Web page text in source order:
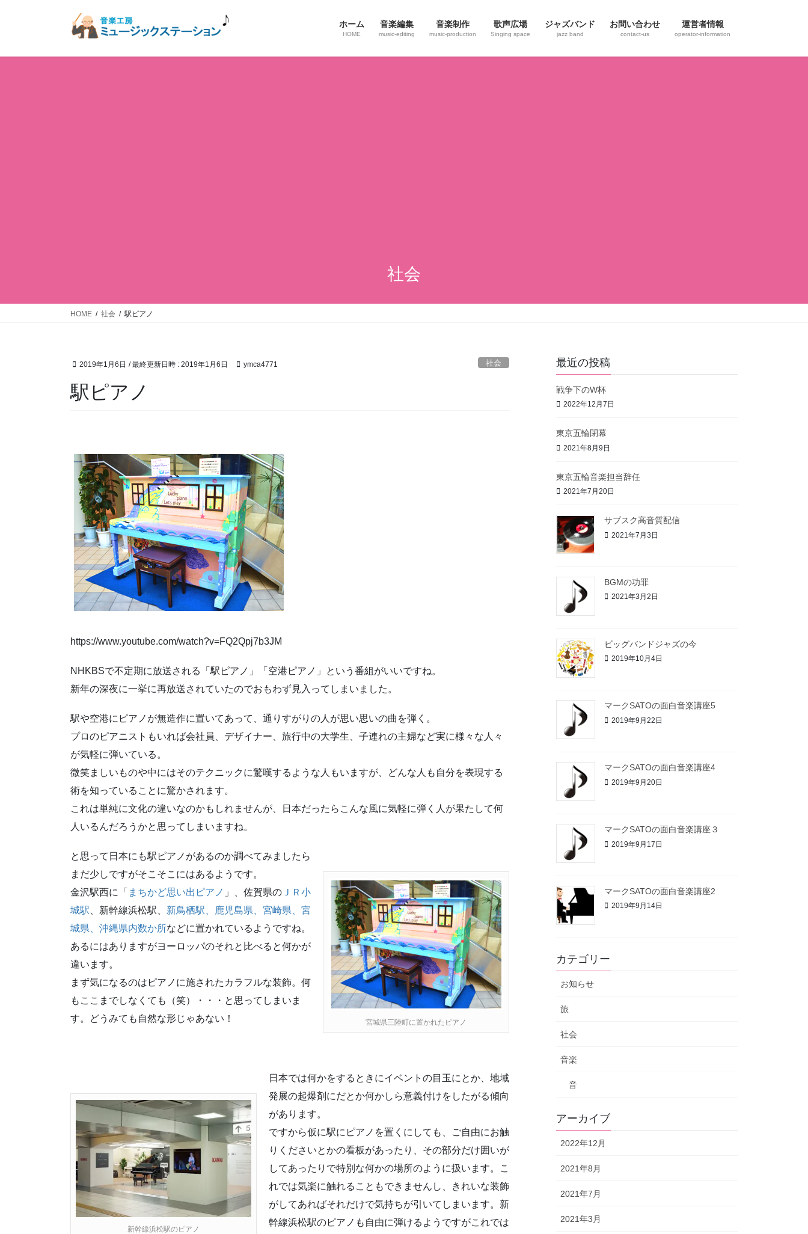
ホーム
HOME
音楽編集
music-editing
音楽制作
music-production
歌声広場
Singing space
ジャズバンド
jazz band
お問い合わせ
contact-us
運営者情報
operator-information
社会
HOME 社会 駅ピアノ
2019年1月6日 / 最終更新日時 : 2019年1月6日 ymca4771 社会
駅ピアノ
https://www.youtube.com/watch?v=FQ2Qpj7b3JM
NHKBSで不定期に放送される「駅ピアノ」「空港ピアノ」という番組がいいですね。
新年の深夜に一挙に再放送されていたのでおもわず見入ってしまいました。
駅や空港にピアノが無造作に置いてあって、通りすがりの人が思い思いの曲を弾く。
プロのピアニストもいれば会社員、デザイナー、旅行中の大学生、子連れの主婦など実に様々な人々
が気軽に弾いている。
微笑ましいものや中にはそのテクニックに驚嘆するような人もいますが、どんな人も自分を表現する
術を知っていることに驚かされます。
これは単純に文化の違いなのかもしれませんが、日本だったらこんな風に気軽に弾く人が果たして何
人いるんだろうかと思ってしまいますね。
宮城県三陸町に置かれたピアノ
と思って日本にも駅ピアノがあるのか調べてみましたら
まだ少しですがそこそこにはあるようです。
金沢駅西に「 まちかど思い出ピアノ 」、佐賀県の ＪＲ小
城駅 、新幹線浜松駅、 新鳥栖駅、
鹿児島県、宮崎県、宮
城県、沖縄県内数か所などに置かれているようですね。
あるにはありますがヨーロッパのそれと比べると何かが
違います。
まず気になるのはピアノに施されたカラフルな装飾。何
もここまでしなくても（笑）・・・と思ってしまいま
す。どうみても自然な形じゃあない！
新幹線浜松駅のピアノ
日本では何かをするときにイベントの目玉にとか、地域
発展の起爆剤にだとか何かしら意義付けをしたがる傾向
があります。
ですから仮に駅にピアノを置くにしても、ご自由にお触
りくださいとかの看板があったり、その部分だけ囲いが
してあったりで特別な何かの場所のように扱います。こ
れでは気楽に触れることもできませんし、きれいな装飾
がしてあればそれだけで気持ちが引いてしまいます。新
幹線浜松駅のピアノも自由に弾けるようですがこれでは
最近の投稿
戦争下のW杯
2022年12月7日
東京五輪閉幕
2021年8月9日
東京五輪音楽担当辞任
2021年7月20日
サブスク高音質配信
2021年7月3日
BGMの功罪
2021年3月2日
ビッグバンドジャズの今
2019年10月4日
マークSATOの面白音楽講座5
2019年9月22日
マークSATOの面白音楽講座4
2019年9月20日
マークSATOの面白音楽講座３
2019年9月17日
マークSATOの面白音楽講座2
2019年9月14日
カテゴリー
お知らせ
旅
社会
音楽
音
アーカイブ
2022年12月
2021年8月
2021年7月
2021年3月